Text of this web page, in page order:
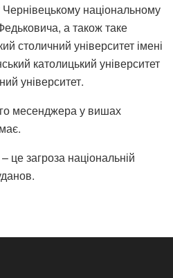
національному
а також таке
столичний університет імені
католицький університет
університет.
месенджера у вишах
загроза національній